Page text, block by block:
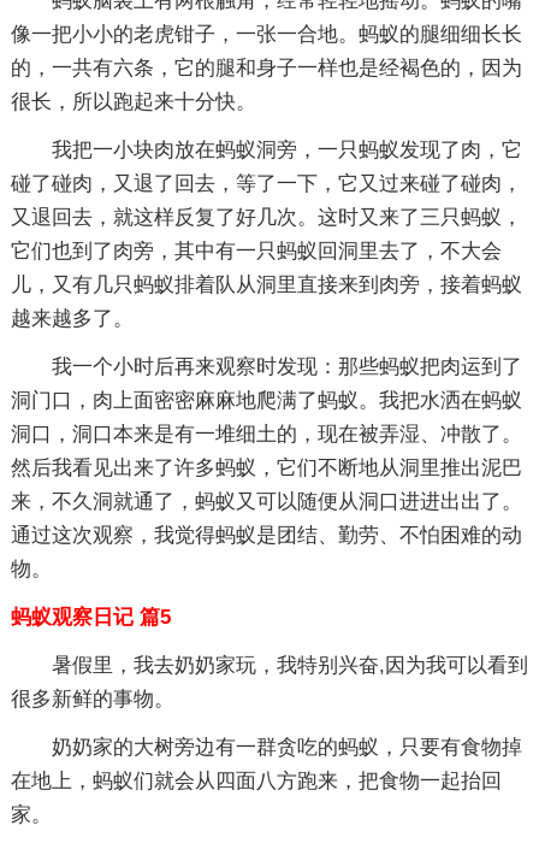
像一把小小的老虎钳子，一张一合地。蚂蚁的腿细细长长
的，一共有六条，它的腿和身子一样也是经褐色的，因为
很长，所以跑起来十分快。
我把一小块肉放在蚂蚁洞旁，一只蚂蚁发现了肉，它
碰了碰肉，又退了回去，等了一下，它又过来碰了碰肉，
又退回去，就这样反复了好几次。这时又来了三只蚂蚁，
它们也到了肉旁，其中有一只蚂蚁回洞里去了，不大会
儿，又有几只蚂蚁排着队从洞里直接来到肉旁，接着蚂蚁
越来越多了。
我一个小时后再来观察时发现：那些蚂蚁把肉运到了
洞门口，肉上面密密麻麻地爬满了蚂蚁。我把水洒在蚂蚁
洞口，洞口本来是有一堆细土的，现在被弄湿、冲散了。
然后我看见出来了许多蚂蚁，它们不断地从洞里推出泥巴
来，不久洞就通了，蚂蚁又可以随便从洞口进进出出了。
通过这次观察，我觉得蚂蚁是团结、勤劳、不怕困难的动
物。
蚂蚁观察日记 篇5
暑假里，我去奶奶家玩，我特别兴奋,因为我可以看到
很多新鲜的事物。
奶奶家的大树旁边有一群贪吃的蚂蚁，只要有食物掉
在地上，蚂蚁们就会从四面八方跑来，把食物一起抬回
家。